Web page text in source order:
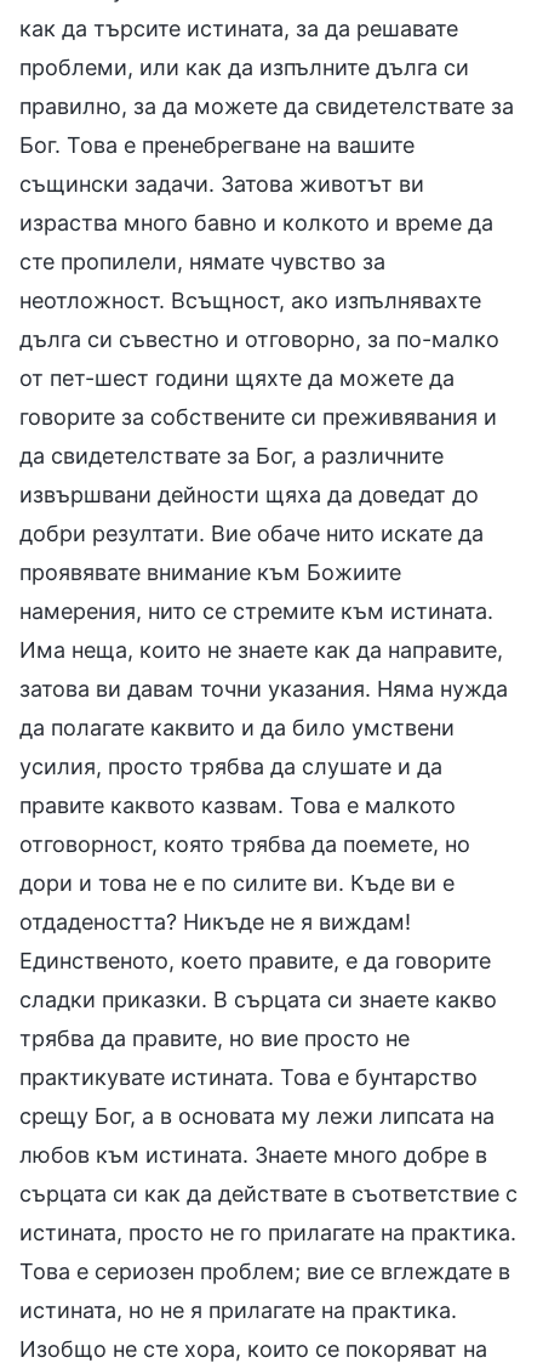
как да търсите истината, за да решавате
проблеми, или как да изпълните дълга си
правилно, за да можете да свидетелствате за
Бог. Това е пренебрегване на вашите
същински задачи. Затова животът ви
израства много бавно и колкото и време да
сте пропилели, нямате чувство за
неотложност. Всъщност, ако изпълнявахте
дълга си съвестно и отговорно, за по-малко
от пет-шест години щяхте да можете да
говорите за собствените си преживявания и
да свидетелствате за Бог, а различните
извършвани дейности щяха да доведат до
добри резултати. Вие обаче нито искате да
проявявате внимание към Божиите
намерения, нито се стремите към истината.
Има неща, които не знаете как да направите,
затова ви давам точни указания. Няма нужда
да полагате каквито и да било умствени
усилия, просто трябва да слушате и да
правите каквото казвам. Това е малкото
отговорност, която трябва да поемете, но
дори и това не е по силите ви. Къде ви е
отдадеността? Никъде не я виждам!
Единственото, което правите, е да говорите
сладки приказки. В сърцата си знаете какво
трябва да правите, но вие просто не
практикувате истината. Това е бунтарство
срещу Бог, а в основата му лежи липсата на
любов към истината. Знаете много добре в
сърцата си как да действате в съответствие с
истината, просто не го прилагате на практика.
Това е сериозен проблем; вие се вглеждате в
истината, но не я прилагате на практика.
Изобщо не сте хора, които се покоряват на